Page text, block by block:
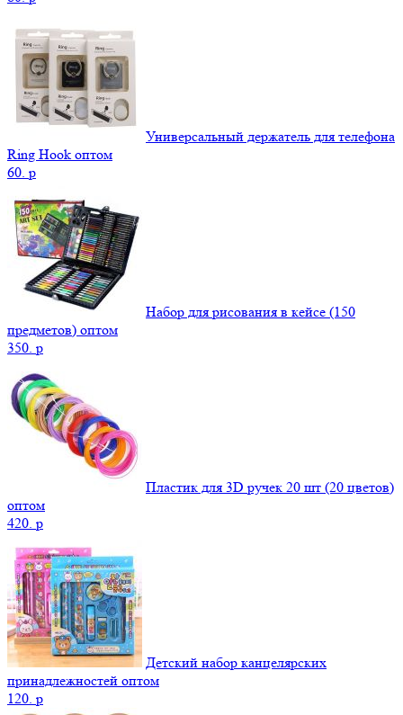
Универсальный держатель для телефона
Ring Hook оптом
60. p
Набор для рисования в кейсе (150
предметов) оптом
350. p
Пластик для 3D ручек 20 шт (20 цветов)
оптом
420. p
Детский набор канцелярских
принадлежностей оптом
120. p